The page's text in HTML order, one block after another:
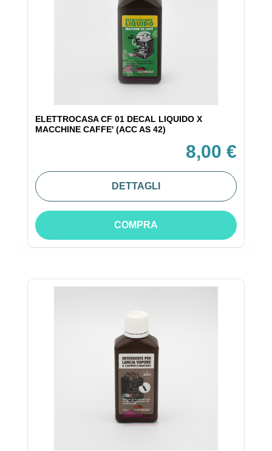
ELETTROCASA CF 01 DECAL LIQUIDO X
MACCHINE CAFFE' (ACC AS 42)
8,00 €
DETTAGLI
COMPRA